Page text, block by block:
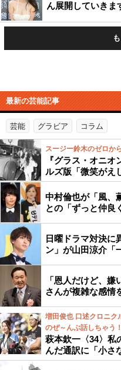
ん展開していきま
最新の芸能記事
芸能 グラビア コラム
スージー鈴木のゼロか
『グラス・オニ
ルズ版「微笑がえ
中村倫也が「風、
との「ずっと仲良
日曜ドラマ対決に
ン」が山田涼介「
「恩人だけど、
さんが複雑な感情
増田俊也 口述クロニク
のぜ～んぶ話しちゃう！
萩本欽一〈34〉
んだ通訳に「小さ